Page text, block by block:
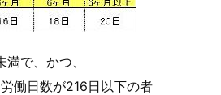
で、かつ、
働日数が216日以下の者